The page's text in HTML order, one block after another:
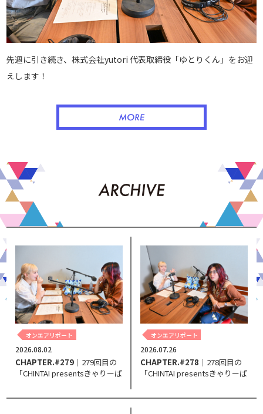
先週に引き続き、株式会社yutori 代表取締役「ゆとりくん」をお迎
えします！
オンエアリポート
2026.08.02
CHAPTER.#279 ｜279回目の
「CHINTAI presentsきゃりーぱ
Your Heart～」。
オンエアリポート
2026.07.26
CHAPTER.#278 ｜278回目の
「CHINTAI presentsきゃりーぱ
Your Heart～」。